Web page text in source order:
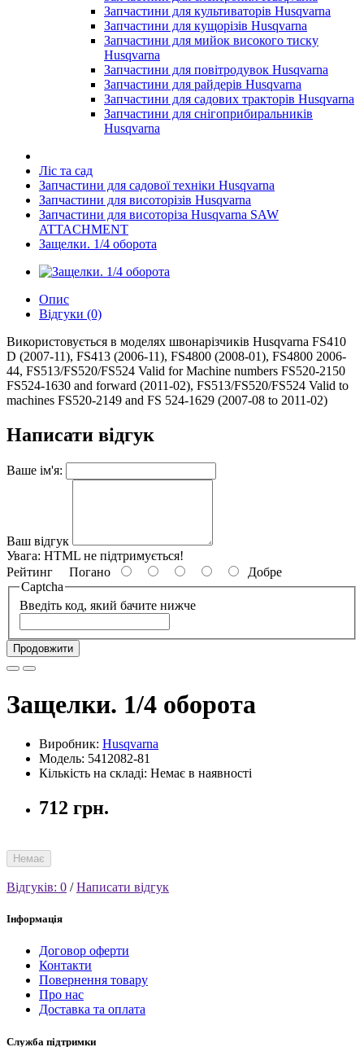
Запчастини для культиваторів Husqvarna
Запчастини для кущорізів Husqvarna
Запчастини для мийок високого тиску
Husqvarna
Запчастини для повітродувок Husqvarna
Запчастини для райдерів Husqvarna
Запчастини для садових тракторів Husqvarna
Запчастини для снігоприбиральників
Husqvarna
Ліс та сад
Запчастини для садової техніки Husqvarna
Запчастини для висоторізів Husqvarna
Запчастини для висоторіза Husqvarna SAW
ATTACHMENT
Защелки. 1/4 оборота
Опис
Відгуки (0)
Використовується в моделях швонарізчиків Husqvarna FS410
D (2007-11), FS413 (2006-11), FS4800 (2008-01), FS4800 2006-
44, FS513/FS520/FS524 Valid for Machine numbers FS520-2150
FS524-1630 and forward (2011-02), FS513/FS520/FS524 Valid to
machines FS520-2149 and FS 524-1629 (2007-08 to 2011-02)
Написати відгук
Ваше ім'я:
Ваш відгук
Увага: HTML не підтримується!
Рейтинг Погано
Добре
Captcha
Введіть код, який бачите нижче
Продовжити
Защелки. 1/4 оборота
Виробник: Husqvarna
Модель: 5412082-81
Кількість на складі: Немає в наявності
712 грн.
Немає
Відгуків: 0 /Написати відгук
Інформація
Договор оферти
Контакти
Повернення товару
Про нас
Доставка та оплата
Служба підтримки